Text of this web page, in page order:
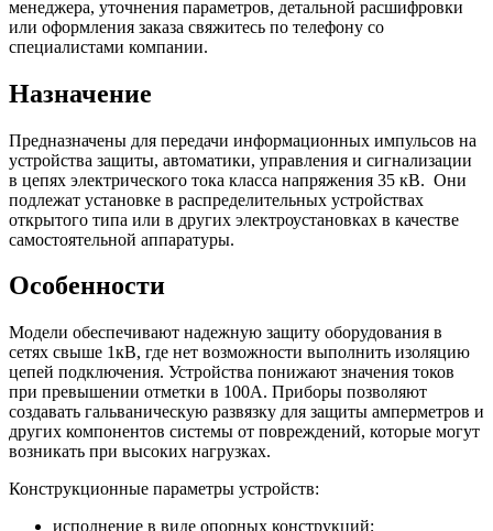
менеджера, уточнения параметров, детальной расшифровки
или оформления заказа свяжитесь по телефону со
специалистами компании.
Назначение
Предназначены для передачи информационных импульсов на
устройства защиты, автоматики, управления и сигнализации
в цепях электрического тока класса напряжения 35 кВ. Они
подлежат установке в распределительных устройствах
открытого типа или в других электроустановках в качестве
самостоятельной аппаратуры.
Особенности
Модели обеспечивают надежную защиту оборудования в
сетях свыше 1кВ, где нет возможности выполнить изоляцию
цепей подключения. Устройства понижают значения токов
при превышении отметки в 100А. Приборы позволяют
создавать гальваническую развязку для защиты амперметров и
других компонентов системы от повреждений, которые могут
возникать при высоких нагрузках.
Конструкционные параметры устройств:
исполнение в виде опорных конструкций;